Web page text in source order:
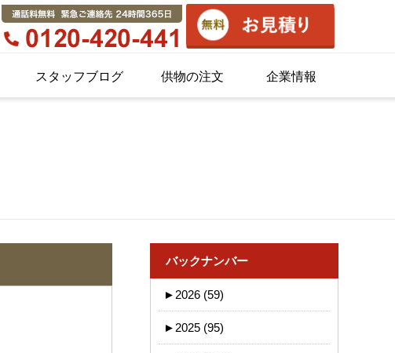
スタッフブログ 供物の注文 企業情報
バックナンバー
► 2026 (59)
► 2025 (95)